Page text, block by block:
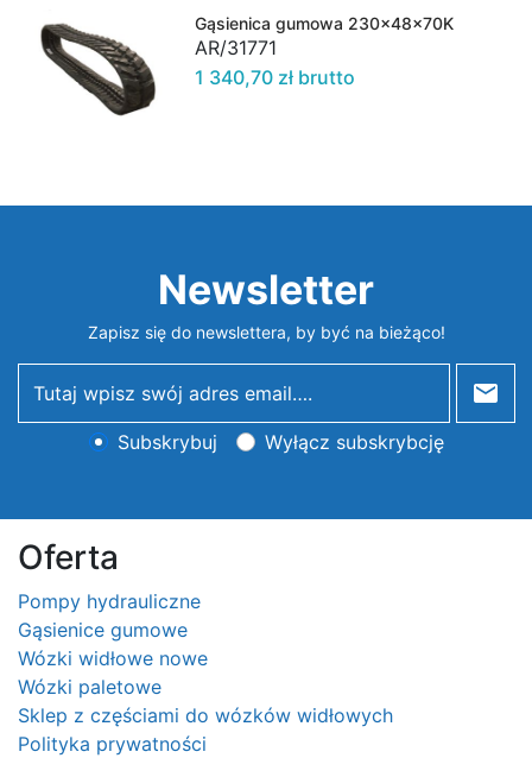
Gąsienica gumowa 230x48x70K
AR/31771
1 340,70 zł brutto
Newsletter
Zapisz się do newslettera, by być na bieżąco!
newsletter
Subskrybuj Wyłącz subskrybcję
Oferta
Pompy hydrauliczne
Gąsienice gumowe
Wózki widłowe nowe
Wózki paletowe
Sklep z częściami do wózków widłowych
Polityka prywatności